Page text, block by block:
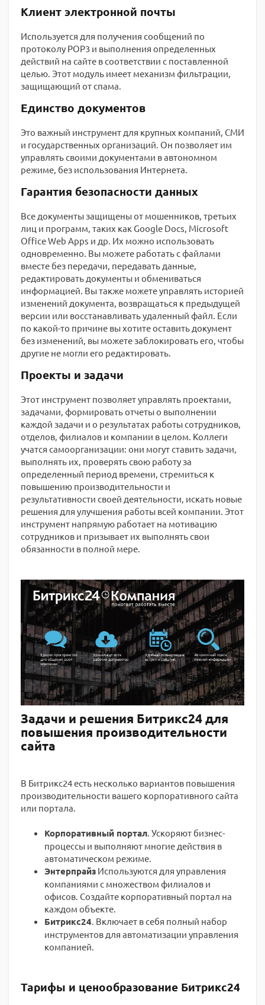
Клиент электронной почты
Используется для получения сообщений по
протоколу POP3 и выполнения определенных
действий на сайте в соответствии с поставленной
целью. Этот модуль имеет механизм фильтрации,
защищающий от спама.
Единство документов
Это важный инструмент для крупных компаний, СМИ
и государственных организаций. Он позволяет им
управлять своими документами в автономном
режиме, без использования Интернета.
Гарантия безопасности данных
Все документы защищены от мошенников, третьих
лиц и программ, таких как Google Docs, Microsoft
Office Web Apps и др. Их можно использовать
одновременно. Вы можете работать с файлами
вместе без передачи, передавать данные,
редактировать документы и обмениваться
информацией. Вы также можете управлять историей
изменений документа, возвращаться к предыдущей
версии или восстанавливать удаленный файл. Если
по какой-то причине вы хотите оставить документ
без изменений, вы можете заблокировать его, чтобы
другие не могли его редактировать.
Проекты и задачи
Этот инструмент позволяет управлять проектами,
задачами, формировать отчеты о выполнении
каждой задачи и о результатах работы сотрудников,
отделов, филиалов и компании в целом. Коллеги
учатся самоорганизации: они могут ставить задачи,
выполнять их, проверять свою работу за
определенный период времени, стремиться к
повышению производительности и
результативности своей деятельности, искать новые
решения для улучшения работы всей компании. Этот
инструмент напрямую работает на мотивацию
сотрудников и призывает их выполнять свои
обязанности в полной мере.
Задачи и решения Битрикс24 для
повышения производительности
сайта
В Битрикс24 есть несколько вариантов повышения
производительности вашего корпоративного сайта
или портала.
Корпоративный портал. Ускоряют бизнес-
процессы и выполняют многие действия в
автоматическом режиме.
Энтерпрайз Используются для управления
компаниями с множеством филиалов и
офисов. Создайте корпоративный портал на
каждом объекте.
Битрикс24. Включает в себя полный набор
инструментов для автоматизации управления
компанией.
Тарифы и ценообразование Битрикс24